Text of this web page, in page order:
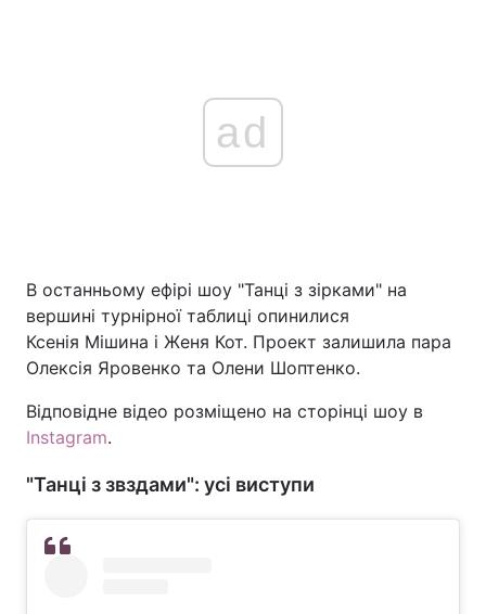
ad
В останньому ефірі шоу "Танці з зірками" на
вершині турнірної таблиці опинилися
Ксенія Мішина і Женя Кот. Проект залишила пара
Олексія Яровенко та Олени Шоптенко.
Відповідне відео розміщено на сторінці шоу в
Instagram.
"Танці з звздами": усі виступи